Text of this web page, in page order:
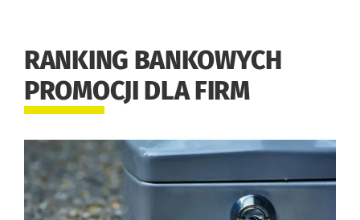
RANKING BANKOWYCH
PROMOCJI DLA FIRM